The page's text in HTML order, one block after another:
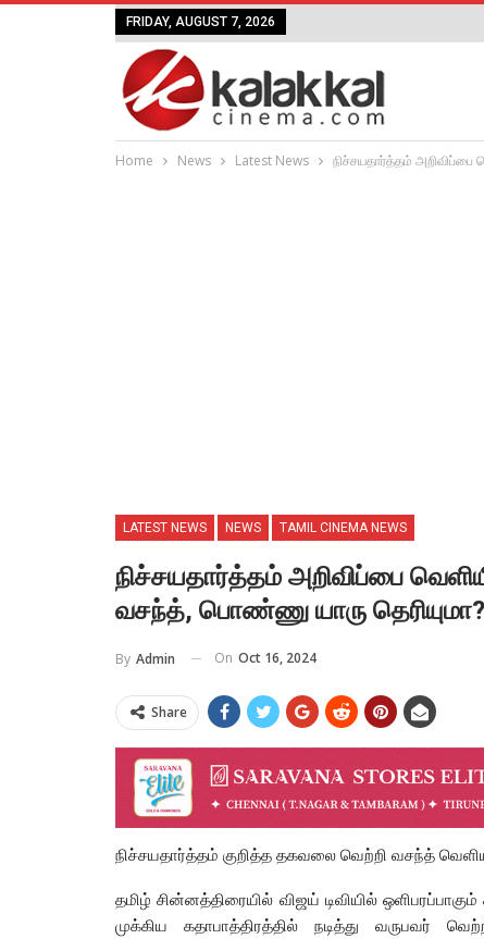
FRIDAY, AUGUST 7, 2026
Home News Latest News நிச்சயதார்த்தம் அறிவிப்பை
LATEST NEWS NEWS TAMIL CINEMA NEWS
நிச்சயதார்த்தம் அறிவிப்பை
வசந்த், பொண்ணு யாரு
By Admin On Oct 16, 2024
Share
நிச்சயதார்த்தம் குறித்த தகவலை வெற்றி வசந்த்
தமிழ் சின்னத்திரையில் விஜய் டிவியில்
முக்கிய கதாபாத்திரத்தில் நடித்து வருபவர்